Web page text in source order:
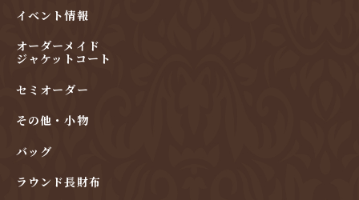
イベント情報
オーダーメイド
ジャケットコート
セミオーダー
その他・小物
バッグ
ラウンド長財布